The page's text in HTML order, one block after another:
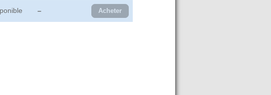
– Acheter